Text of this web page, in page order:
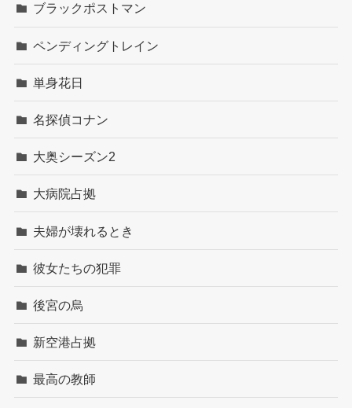
ブラックポストマン
ペンディングトレイン
単身花日
名探偵コナン
大奥シーズン2
大病院占拠
夫婦が壊れるとき
彼女たちの犯罪
後宮の烏
新空港占拠
最高の教師